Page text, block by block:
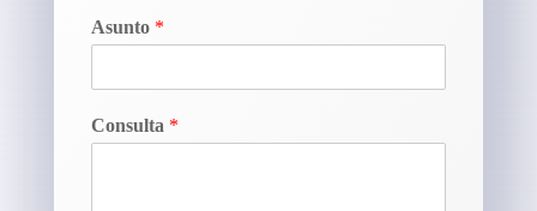
Asunto *
Consulta *